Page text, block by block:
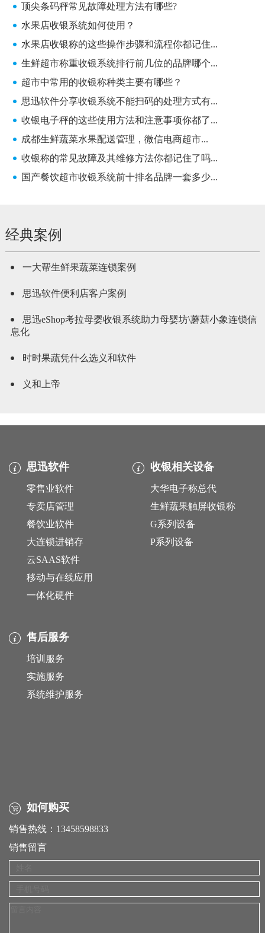
顶尖条码秤常见故障处理方法有哪些?
水果店收银系统如何使用？
水果店收银称的这些操作步骤和流程你都记住...
生鲜超市称重收银系统排行前几位的品牌哪个...
超市中常用的收银称种类主要有哪些？
思迅软件分享收银系统不能扫码的处理方式有...
收银电子秤的这些使用方法和注意事项你都了...
成都生鲜蔬菜水果配送管理，微信电商超市...
收银称的常见故障及其维修方法你都记住了吗...
国产餐饮超市收银系统前十排名品牌一套多少...
经典案例
一大帮生鲜果蔬菜连锁案例
思迅软件便利店客户案例
思迅eShop考拉母婴收银系统助力母婴坊\蘑菇小象连锁信
息化
时时果蔬凭什么选义和软件
义和上帝
思迅软件
零售业软件
专卖店管理
餐饮业软件
大连锁进销存
云SAAS软件
移动与在线应用
一体化硬件
收银相关设备
大华电子称总代
生鲜蔬果触屏收银称
G系列设备
P系列设备
售后服务
培训服务
实施服务
系统维护服务
如何购买
销售热线：13458598833
销售留言